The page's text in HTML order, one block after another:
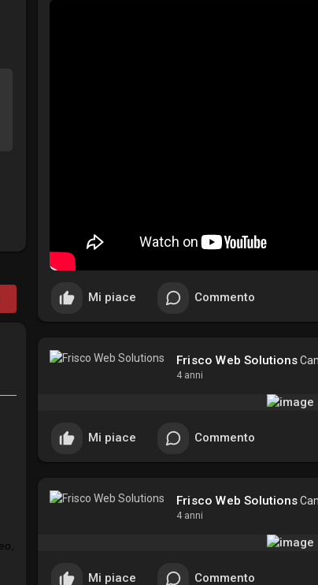
Mi piace Commento
Frisco Web Solutions
4 anni
Mi piace Commento
Frisco Web Solutions
4 anni
Mi piace Commento